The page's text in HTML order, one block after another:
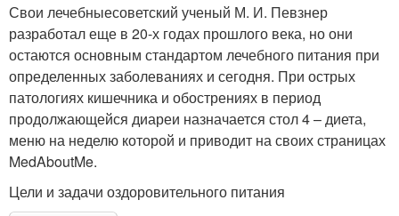
Свои лечебныесоветский ученый М. И. Певзнер
разработал еще в 20-х годах прошлого века, но они
остаются основным стандартом лечебного питания при
определенных заболеваниях и сегодня. При острых
патологиях кишечника и обострениях в период
продолжающейся диареи назначается стол 4 – диета,
меню на неделю которой и приводит на своих страницах
MedAboutMe.
Цели и задачи оздоровительного питания